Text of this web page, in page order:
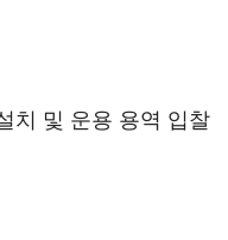
치 및 운용 용역 입찰